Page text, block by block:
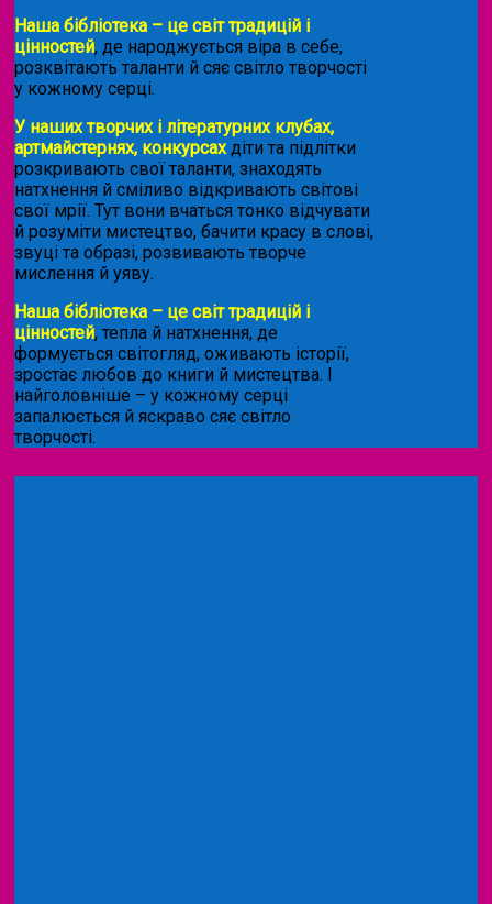
Наша бібліотека – це світ традицій і
цінностей, де народжується віра в себе,
розквітають таланти й сяє світло творчості
у кожному серці.
У наших творчих і літературних клубах,
артмайстернях, конкурсахдіти та підлітки
розкривають свої таланти, знаходять
натхнення й сміливо відкривають світові
свої мрії. Тут вони вчаться тонко відчувати
й розуміти мистецтво, бачити красу в слові,
звуці та образі, розвивають творче
мислення й уяву.
Наша бібліотека – це світ традицій і
цінностей, тепла й натхнення, де
формується світогляд, оживають історії,
зростає любов до книги й мистецтва. І
найголовніше – у кожному серці
запалюється й яскраво сяє світло
творчості.